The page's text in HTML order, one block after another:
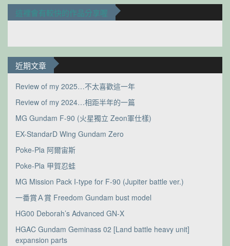
這裡會有較快的作品分享喔
近期文章
Review of my 2025…不太喜歡這一年
Review of my 2024…相距半年的一篇
MG Gundam F-90 (火星獨立 Zeon軍仕樣)
EX-StandarD Wing Gundam Zero
Poke-Pla 阿爾宙斯
Poke-Pla 甲賀忍蛙
MG Mission Pack I-type for F-90 (Jupiter battle ver.)
一番賞Ａ賞 Freedom Gundam bust model
HG00 Deborah’s Advanced GN-X
HGAC Gundam Geminass 02 [Land battle heavy unit]
expansion parts